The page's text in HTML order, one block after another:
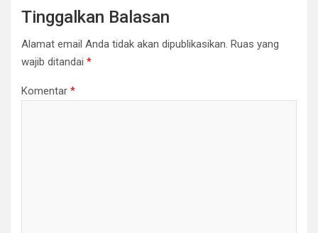
Tinggalkan Balasan
Alamat email Anda tidak akan dipublikasikan. Ruas yang
wajib ditandai *
Komentar *